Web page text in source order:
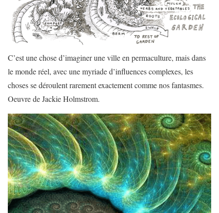
C’est une chose d’imaginer une ville en permaculture, mais dans
le monde réel, avec une myriade d’influences complexes, les
choses se déroulent rarement exactement comme nos fantasmes.
Oeuvre de Jackie Holmstrom.